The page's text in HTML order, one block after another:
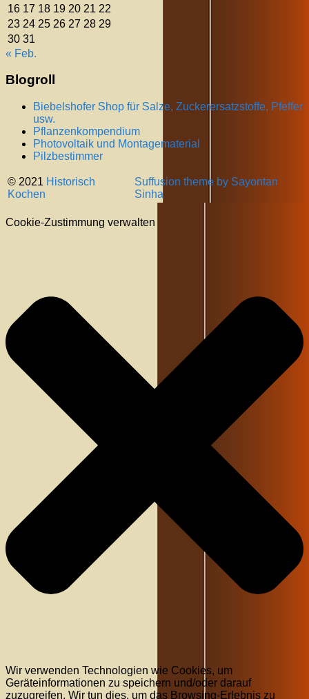
16 17 18 19 20 21 22
23 24 25 26 27 28 29
30 31
« Feb.
Blogroll
Biebelshofer Shop für Salze, Zuckerersatzstoffe, Pfeffer
usw.
Pflanzenkompendium
Photovoltaik und Montagematerial
Pilzbestimmer
© 2021 Historisch
Kochen
Suffusion theme by Sayontan
Sinha
Cookie-Zustimmung verwalten
Wir verwenden Technologien wie Cookies, um
Geräteinformationen zu speichern und/oder darauf
zuzugreifen. Wir tun dies, um das Browsing-Erlebnis zu